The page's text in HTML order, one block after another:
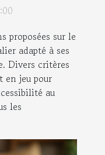
proposées sur le
adapté à ses
Divers critères
en jeu pour
au
les